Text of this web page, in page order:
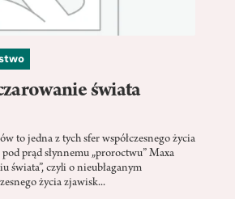
świata
to jedna z tych sfer współczesnego życia
prąd słynnemu „proroctwu” Maxa
świata”, czyli o nieubłaganym
życia zjawisk...